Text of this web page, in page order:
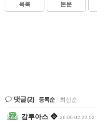
목록 본문
댓글(2) 등록순 최신순
감투아스 26-06-02 22:02